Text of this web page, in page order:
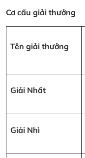
Cơ cấu giải thưởng
Tên giải thưởng
Giải Nhất
Giải Nhì